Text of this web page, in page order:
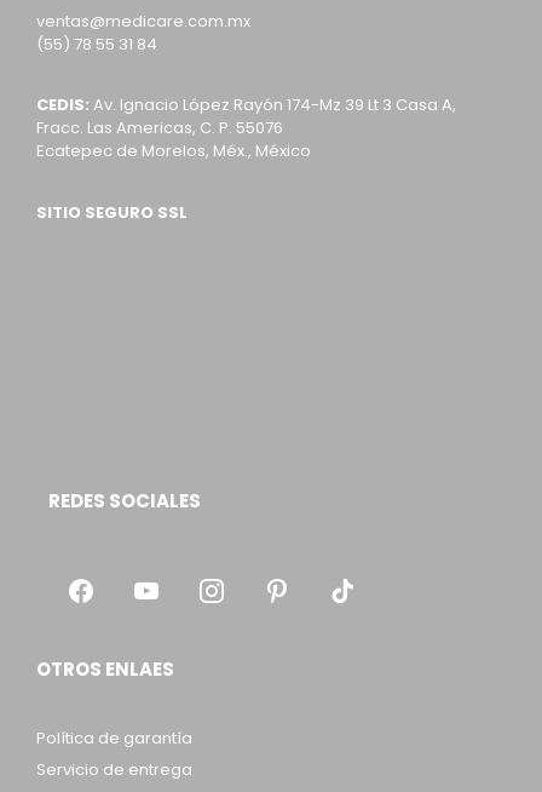
ventas@medicare.com.mx
(55) 78 55 31 84
CEDIS: Av. Ignacio López Rayón 174-Mz 39 Lt 3 Casa A,
Fracc. Las Americas, C. P. 55076
Ecatepec de Morelos, Méx., México
SITIO SEGURO SSL
REDES SOCIALES
OTROS ENLAES
Política de garantía
Servicio de entrega